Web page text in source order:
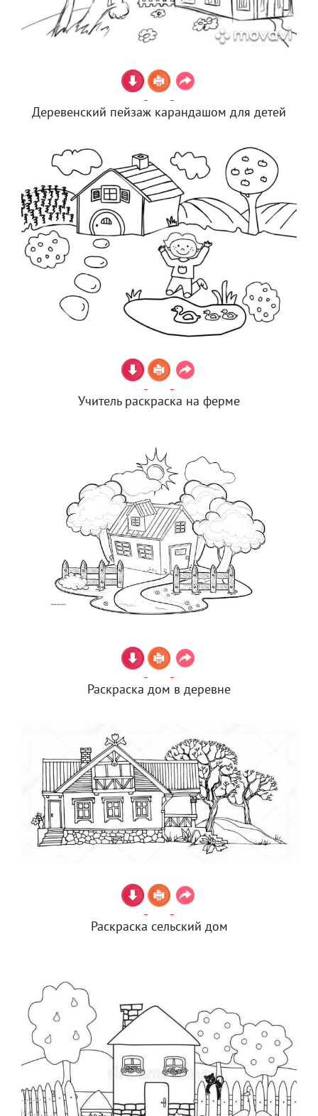
Деревенский пейзаж карандашом для детей
Учитель раскраска на ферме
Раскраска дом в деревне
Раскраска сельский дом